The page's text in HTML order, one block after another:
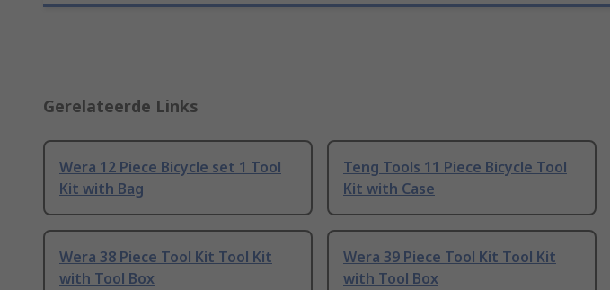
Gerelateerde Links
Wera 12 Piece Bicycle set 1 Tool
Kit with Bag
Teng Tools 11 Piece Bicycle Tool
Kit with Case
Wera 38 Piece Tool Kit Tool Kit
with Tool Box
Wera 39 Piece Tool Kit Tool Kit
with Tool Box